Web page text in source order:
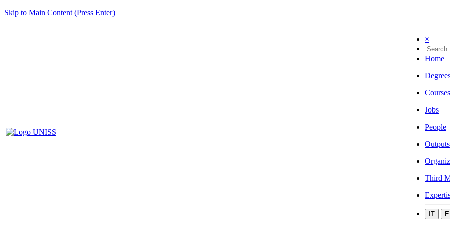
Skip to Main Content (Press Enter)
×
Home
Courses
Jobs
People
Outputs
Third
IT